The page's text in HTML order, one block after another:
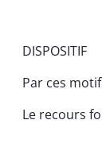
DISPOSITIF
Par ces
Le recours